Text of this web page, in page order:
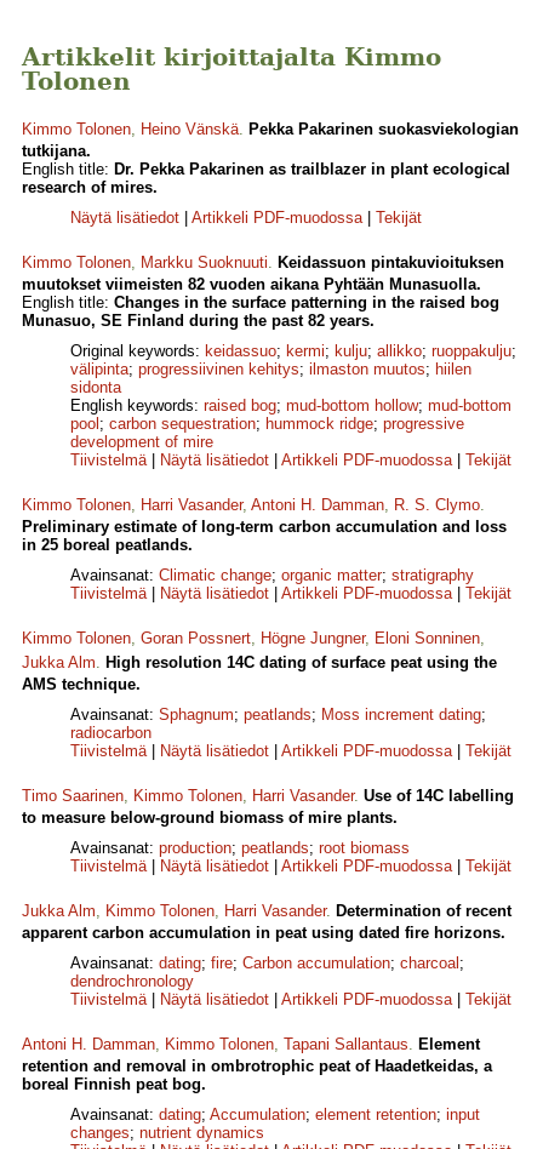
Artikkelit kirjoittajalta Kimmo
Tolonen
Kimmo Tolonen, Heino Vänskä. Pekka Pakarinen suokasviekologian
tutkijana.
English title: Dr. Pekka Pakarinen as trailblazer in plant ecological
research of mires.
Näytä lisätiedot
Artikkeli PDF-muodossa| Tekijät
Kimmo Tolonen, Markku Suoknuuti. Keidassuon pintakuvioituksen
muutokset viimeisten 82 vuoden aikana Pyhtään Munasuolla.
English title: Changes in the surface patterning in the raised bog
Munasuo, SE Finland during the past 82 years.
Original keywords: keidassuo; kermi; kulju; allikko; ruoppakulju;
välipinta; progressiivinen kehitys; ilmaston muutos; hiilen
sidonta
English keywords: raised bog; mud-bottom hollow; mud-bottom
pool ; carbon sequestration; hummock ridge; progressive
development of mire
Tiivistelmä| Näytä lisätiedot Artikkeli PDF-muodossa| Tekijät
Kimmo Tolonen, Harri Vasander, Antoni H. Damman, R. S. Clymo.
Preliminary estimate of long-term carbon accumulation and loss
in 25 boreal peatlands.
Avainsanat: Climatic change; organic matter; stratigraphy
Tiivistelmä| Näytä lisätiedot Artikkeli PDF-muodossa| Tekijät
Kimmo Tolonen, Goran Possnert, Högne Jungner, Eloni Sonninen,
Jukka Alm. High resolution 14C dating of surface peat using the
AMS technique.
Avainsanat: Sphagnum; peatlands; Moss increment dating;
radiocarbon
Tiivistelmä| Näytä lisätiedot Artikkeli PDF-muodossa| Tekijät
Timo Saarinen, Kimmo Tolonen, Harri Vasander. Use of 14C labelling
to measure below-ground biomass of mire plants.
Avainsanat: production; peatlands; root biomass
Tiivistelmä| Näytä lisätiedot Artikkeli PDF-muodossa| Tekijät
Jukka Alm, Kimmo Tolonen, Harri Vasander. Determination of recent
apparent carbon accumulation in peat using dated fire horizons.
Avainsanat: dating; fire; Carbon accumulation; charcoal ;
dendrochronology
Tiivistelmä| Näytä lisätiedot Artikkeli PDF-muodossa| Tekijät
Antoni H. Damman, Kimmo Tolonen, Tapani Sallantaus. Element
retention and removal in ombrotrophic peat of Haadetkeidas, a
boreal Finnish peat bog.
Avainsanat: dating; Accumulation; element retention; input
changes; nutrient dynamics